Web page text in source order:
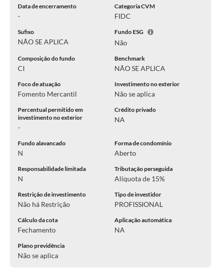
Data de encerramento
-
Categoria CVM
FIDC
Sufixo
NÃO SE APLICA
Fundo ESG
Não
Composição do fundo
CI
Benchmark
NÃO SE APLICA
Foco de atuação
Fomento Mercantil
Investimento no exterior
Não se aplica
Percentual permitido em
investimento no exterior
-
Crédito privado
NA
Fundo alavancado
N
Forma de condomínio
Aberto
Responsabilidade limitada
N
Tributação perseguida
Alíquota de 15%
Restrição de investimento
Não há Restrição
Tipo de investidor
PROFISSIONAL
Cálculo da cota
Fechamento
Aplicação automática
NA
Plano previdência
Não se aplica